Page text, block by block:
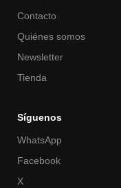
Contacto
Quiénes somos
Newsletter
Tienda
Síguenos
WhatsApp
Facebook
X